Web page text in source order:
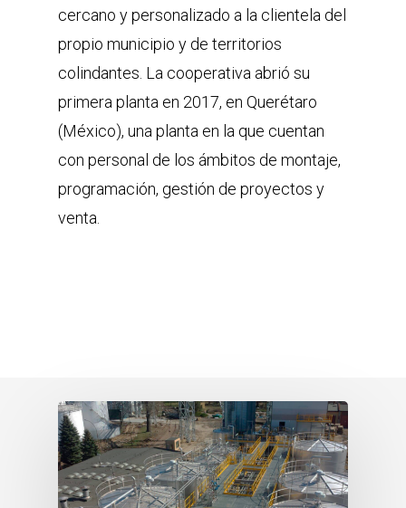
cercano y personalizado a la clientela del
propio municipio y de territorios
colindantes. La cooperativa abrió su
primera planta en 2017, en Querétaro
(México), una planta en la que cuentan
con personal de los ámbitos de montaje,
programación, gestión de proyectos y
venta.